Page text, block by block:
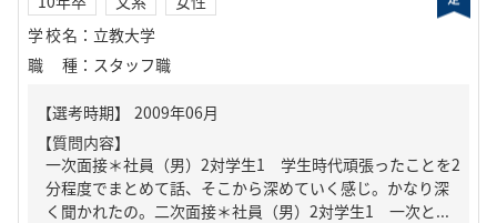
学校名 ： 立教大学
職種 ： スタッフ職
【質問内容】
一次面接＊社員（男）2対学生1 学生時代頑張ったことを2
分程度でまとめて話、そこから深めていく感じ。かなり深
く聞かれたの。二次面接＊社員（男）2対学生1 一次と...